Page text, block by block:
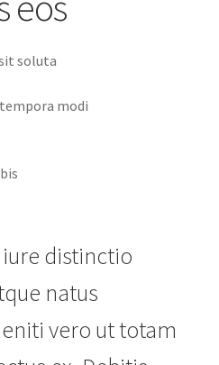
soluta
modi
distinctio
natus
vero ut totam